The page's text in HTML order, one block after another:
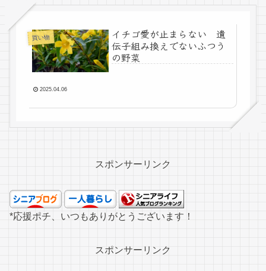
買い物
イチゴ愛が止まらない 遺
伝子組み換えでないふつう
の野菜
2025.04.06
スポンサーリンク
*応援ポチ、いつもありがとうございます！
スポンサーリンク